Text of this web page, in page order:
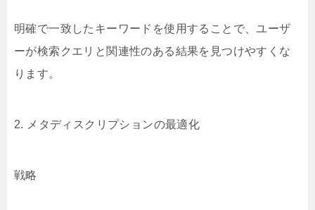
明確で一致したキーワードを使用することで、ユーザ
ーが検索クエリと関連性のある結果を見つけやすくな
ります。
2. メタディスクリプションの最適化
戦略